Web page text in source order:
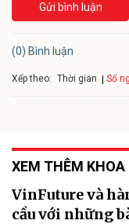
Gửi bình luận
(0) Bình luận
Xếp theo: Thời gian Số
XEM THÊM KHOA
VinFuture và
cầu với những